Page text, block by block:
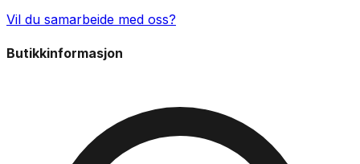
Vil du samarbeide med oss?
Butikkinformasjon